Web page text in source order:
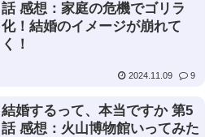
話 感想：家庭の危機でゴリラ
化！結婚のイメージが崩れて
く！
2024.11.09 9
結婚するって、本当ですか 第5
話 感想：火山博物館いってみた